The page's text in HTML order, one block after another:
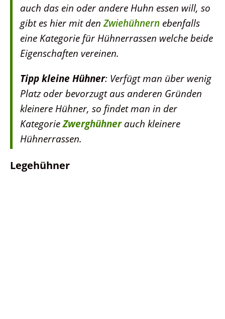
auch das ein oder andere Huhn essen will, so
gibt es hier mit denZwiehühnern ebenfalls
eine Kategorie für Hühnerrassen welche beide
Eigenschaften vereinen.
Tipp kleine Hühner: Verfügt man über wenig
Platz oder bevorzugt aus anderen Gründen
kleinere Hühner, so findet man in der
KategorieZwerghühnerauch kleinere
Hühnerrassen.
Legehühner